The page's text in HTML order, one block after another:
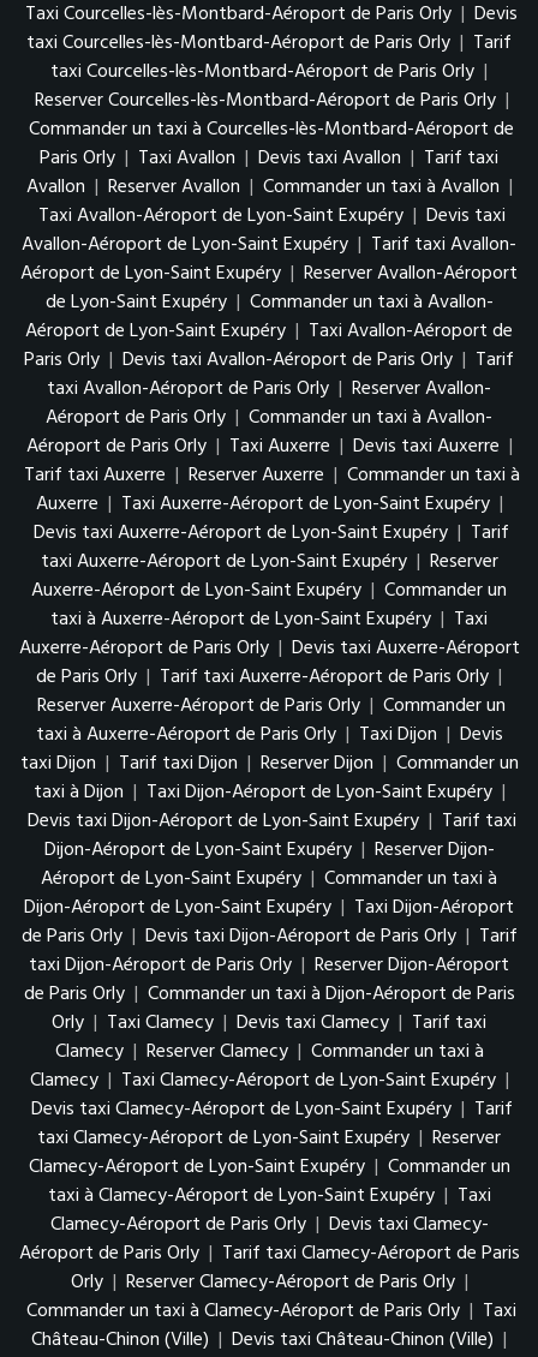
Taxi Courcelles-lès-Montbard-Aéroport de Paris Orly | Devis
taxi Courcelles-lès-Montbard-Aéroport de Paris Orly | Tarif
taxi Courcelles-lès-Montbard-Aéroport de Paris Orly |
Reserver Courcelles-lès-Montbard-Aéroport de Paris Orly |
Commander un taxi à Courcelles-lès-Montbard-Aéroport de
Paris Orly | Taxi Avallon | Devis taxi Avallon | Tarif taxi
Avallon | Reserver Avallon | Commander un taxi à Avallon |
Taxi Avallon-Aéroport de Lyon-Saint Exupéry | Devis taxi
Avallon-Aéroport de Lyon-Saint Exupéry | Tarif taxi Avallon-
Aéroport de Lyon-Saint Exupéry | Reserver Avallon-Aéroport
de Lyon-Saint Exupéry | Commander un taxi à Avallon-
Aéroport de Lyon-Saint Exupéry | Taxi Avallon-Aéroport de
Paris Orly | Devis taxi Avallon-Aéroport de Paris Orly | Tarif
taxi Avallon-Aéroport de Paris Orly | Reserver Avallon-
Aéroport de Paris Orly | Commander un taxi à Avallon-
Aéroport de Paris Orly | Taxi Auxerre | Devis taxi Auxerre |
Tarif taxi Auxerre | Reserver Auxerre | Commander un taxi à
Auxerre | Taxi Auxerre-Aéroport de Lyon-Saint Exupéry |
Devis taxi Auxerre-Aéroport de Lyon-Saint Exupéry | Tarif
taxi Auxerre-Aéroport de Lyon-Saint Exupéry | Reserver
Auxerre-Aéroport de Lyon-Saint Exupéry | Commander un
taxi à Auxerre-Aéroport de Lyon-Saint Exupéry | Taxi
Auxerre-Aéroport de Paris Orly | Devis taxi Auxerre-Aéroport
de Paris Orly | Tarif taxi Auxerre-Aéroport de Paris Orly |
Reserver Auxerre-Aéroport de Paris Orly | Commander un
taxi à Auxerre-Aéroport de Paris Orly | Taxi Dijon | Devis
taxi Dijon | Tarif taxi Dijon | Reserver Dijon | Commander un
taxi à Dijon | Taxi Dijon-Aéroport de Lyon-Saint Exupéry |
Devis taxi Dijon-Aéroport de Lyon-Saint Exupéry | Tarif taxi
Dijon-Aéroport de Lyon-Saint Exupéry | Reserver Dijon-
Aéroport de Lyon-Saint Exupéry | Commander un taxi à
Dijon-Aéroport de Lyon-Saint Exupéry | Taxi Dijon-Aéroport
de Paris Orly | Devis taxi Dijon-Aéroport de Paris Orly | Tarif
taxi Dijon-Aéroport de Paris Orly | Reserver Dijon-Aéroport
de Paris Orly | Commander un taxi à Dijon-Aéroport de Paris
Orly | Taxi Clamecy | Devis taxi Clamecy | Tarif taxi
Clamecy | Reserver Clamecy | Commander un taxi à
Clamecy | Taxi Clamecy-Aéroport de Lyon-Saint Exupéry |
Devis taxi Clamecy-Aéroport de Lyon-Saint Exupéry | Tarif
taxi Clamecy-Aéroport de Lyon-Saint Exupéry | Reserver
Clamecy-Aéroport de Lyon-Saint Exupéry | Commander un
taxi à Clamecy-Aéroport de Lyon-Saint Exupéry | Taxi
Clamecy-Aéroport de Paris Orly | Devis taxi Clamecy-
Aéroport de Paris Orly | Tarif taxi Clamecy-Aéroport de Paris
Orly | Reserver Clamecy-Aéroport de Paris Orly |
Commander un taxi à Clamecy-Aéroport de Paris Orly | Taxi
Château-Chinon (Ville) | Devis taxi Château-Chinon (Ville) |